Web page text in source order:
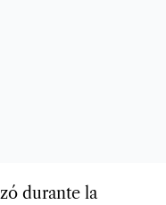
durante la